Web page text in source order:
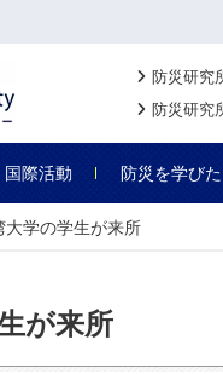
防災研究
防災研究
国際活動 防災を学び
大学の学生が来所
が来所